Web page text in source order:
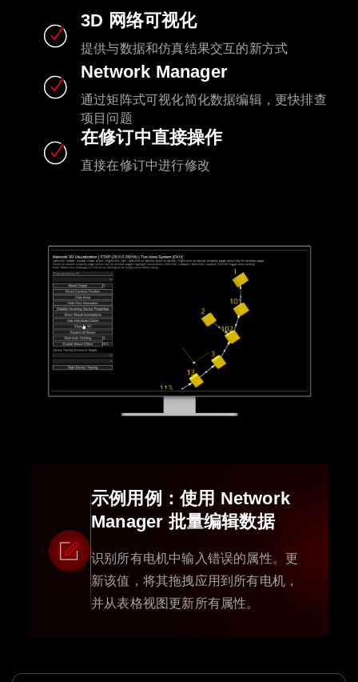
3D 网络可视化
提供与数据和仿真结果交互的新方式
Network Manager
通过矩阵式可视化简化数据编辑，更快排查
项目问题
在修订中直接操作
直接在修订中进行修改
示例用例：使用 Network
Manager 批量编辑数据
识别所有电机中输入错误的属性。更
新该值，将其拖拽应用到所有电机，
并从表格视图更新所有属性。